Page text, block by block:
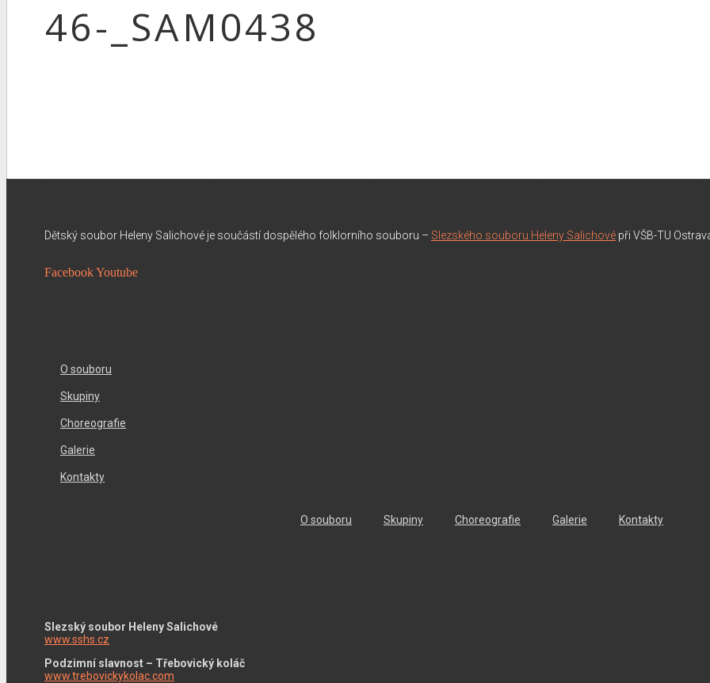
46-_SAM0438
Dětský soubor Heleny Salichové je součástí dospělého folklorního souboru – Slezského souboru Heleny Salichové při VŠB-TU
FacebookYoutube
O souboru
Skupiny
Choreografie
Galerie
Kontakty
O souboru Skupiny Choreografie Galerie Kontakty
Slezský soubor Heleny Salichové
www.sshs.cz
Podzimní slavnost – Třebovický koláč
www.trebovickykolac.com